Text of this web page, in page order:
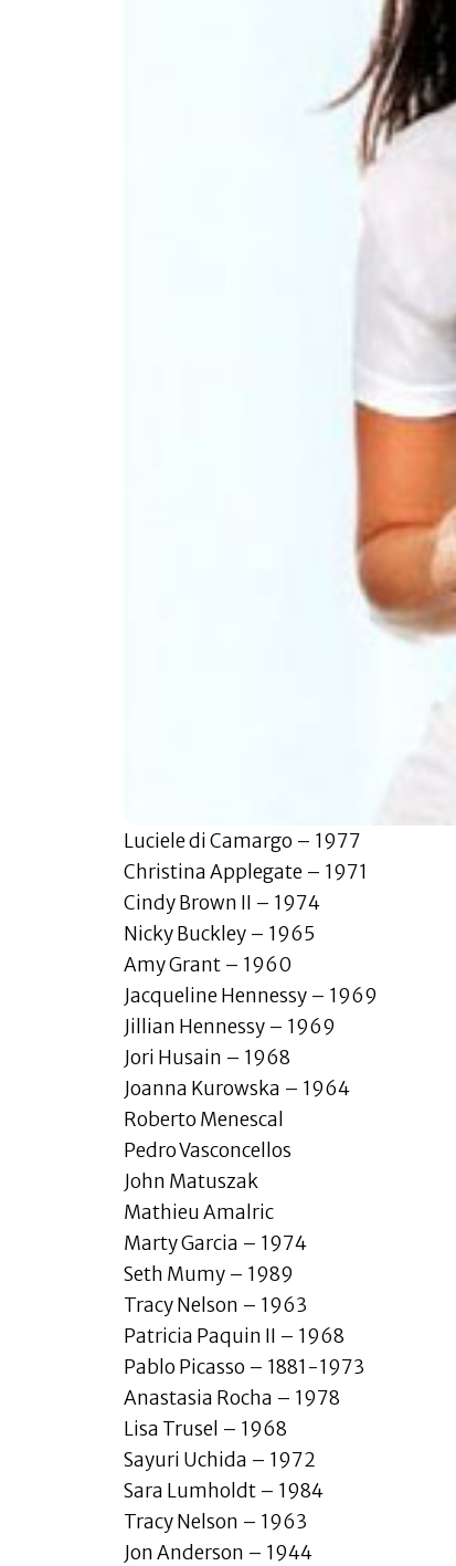
Luciele di Camargo – 1977
Christina Applegate – 1971
Cindy Brown II – 1974
Nicky Buckley – 1965
Amy Grant – 1960
Jacqueline Hennessy – 1969
Jillian Hennessy – 1969
Jori Husain – 1968
Joanna Kurowska – 1964
Roberto Menescal
Pedro Vasconcellos
John Matuszak
Mathieu Amalric
Marty Garcia – 1974
Seth Mumy – 1989
Tracy Nelson – 1963
Patricia Paquin II – 1968
Pablo Picasso – 1881-1973
Anastasia Rocha – 1978
Lisa Trusel – 1968
Sayuri Uchida – 1972
Sara Lumholdt – 1984
Tracy Nelson – 1963
Jon Anderson – 1944